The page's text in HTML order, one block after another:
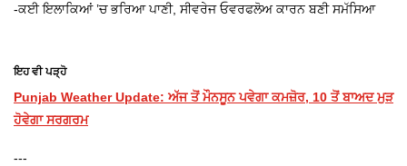
-ਕਈ ਇਲਾਕਿਆਂ ’ਚ ਭਰਿਆ ਪਾਣੀ, ਸੀਵਰੇਜ ਓਵਰਫਲੋਅ ਕਾਰਨ ਬਣੀ ਸਮੱਸਿਆ
ਇਹ ਵੀ ਪੜ੍ਹੋ
Punjab Weather Update: ਅੱਜ ਤੋਂ ਮੌਨਸੂਨ ਪਵੇਗਾ ਕਮਜ਼ੋਰ, 10 ਤੋਂ ਬਾਅਦ ਮੁੜ
ਹੋਵੇਗਾ ਸਰਗਰਮ
---